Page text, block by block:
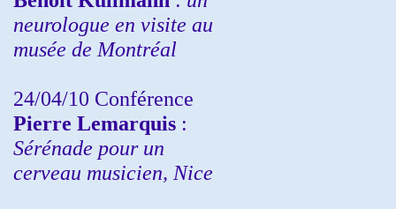
neurologue en visite au
musée de Montréal
24/04/10 Conférence
Pierre Lemarquis :
Sérénade pour un
cerveau musicien, Nice